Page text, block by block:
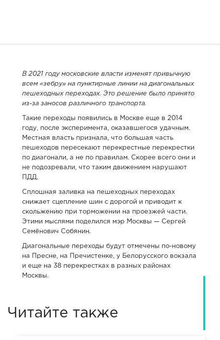
В 2021 году московские власти изменят привычную
всем «зебру» на пунктирные линии на диагональных
пешеходных переходах. Это решение было принято
из-за заносов различного транспорта.
Такие переходы появились в Москве еще в 2014
году, после эксперимента, оказавшегося удачным.
Местная власть признала, что большая часть
пешеходов пересекают перекрестные перекрестки
по диагонали, а не по правилам. Скорее всего они и
не подозревали, что таким движением нарушают
ПДД.
Сплошная заливка на пешеходных переходах
снижает сцепление шин с дорогой и приводит к
скольжению при торможении на проезжей части.
Этими мыслями поделился мэр Москвы — Сергей
Семёнович Собянин.
Диагональные переходы будут отмечены по-новому
на Пресне, на Пречистенке, у Белорусского вокзала
и еще на 38 перекрестках в разных районах
Москвы.
Читайте также